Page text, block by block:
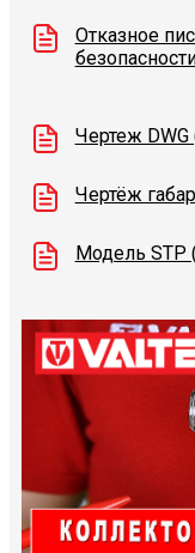
Отказное
Чертеж
Чертёж
Модель STP